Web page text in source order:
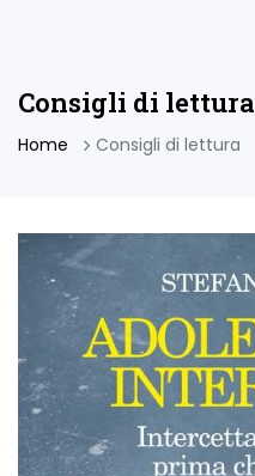
Consigli di lettura
Home Consigli di lettura